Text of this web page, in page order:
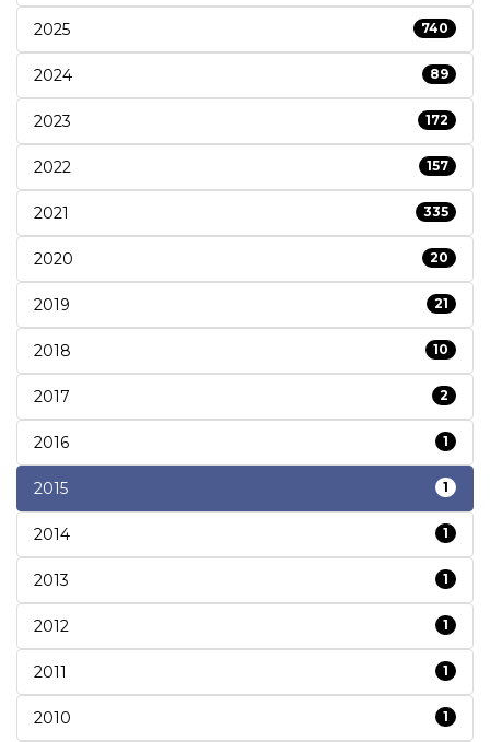
2025 740
2024 89
2023 172
2022 157
2021 335
2020 20
2019 21
2018 10
2017 2
2016 1
2015 1
2014 1
2013 1
2012 1
2011 1
2010 1